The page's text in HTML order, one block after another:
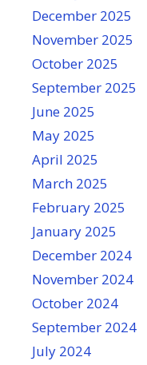
December 2025
November 2025
October 2025
September 2025
June 2025
May 2025
April 2025
March 2025
February 2025
January 2025
December 2024
November 2024
October 2024
September 2024
July 2024